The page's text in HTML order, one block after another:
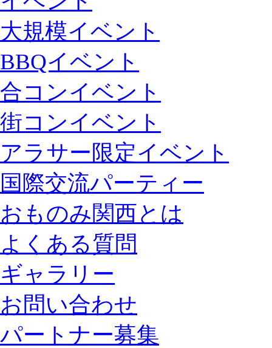
大規模イベント
BBQイベント
合コンイベント
街コンイベント
アラサー限定イベント
国際交流パーティー
おものみ関西とは
よくある質問
ギャラリー
お問い合わせ
パートナー募集